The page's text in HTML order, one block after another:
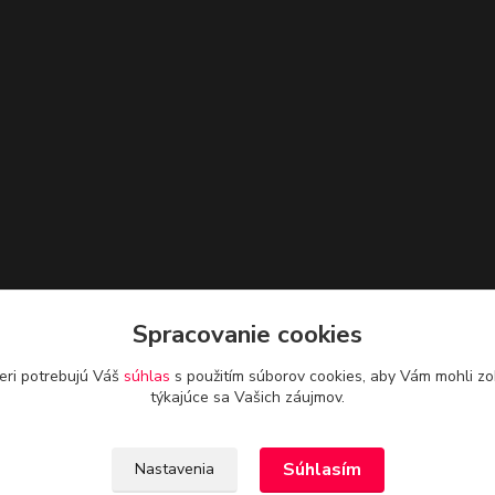
Spracovanie cookies
potrebujú Váš súhlas s použitím súborov cookies, aby Vám mohli
týkajúce sa Vašich záujmov.
Nastavenia Súhlasím